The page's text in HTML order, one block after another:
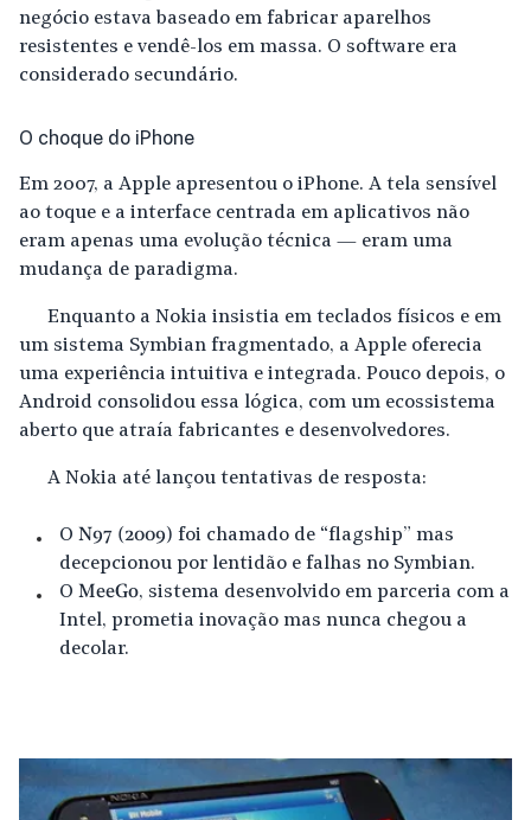
negócio estava baseado em fabricar aparelhos
resistentes e vendê-los em massa. O software era
considerado secundário.
O choque do iPhone
Em 2007, a Apple apresentou o iPhone. A tela sensível
ao toque e a interface centrada em aplicativos não
eram apenas uma evolução técnica — eram uma
mudança de paradigma.
Enquanto a Nokia insistia em teclados físicos e em
um sistema Symbian fragmentado, a Apple oferecia
uma experiência intuitiva e integrada. Pouco depois, o
Android consolidou essa lógica, com um ecossistema
aberto que atraía fabricantes e desenvolvedores.
A Nokia até lançou tentativas de resposta:
O N97 (2009) foi chamado de “flagship” mas
decepcionou por lentidão e falhas no Symbian.
O MeeGo, sistema desenvolvido em parceria com a
Intel, prometia inovação mas nunca chegou a
decolar.